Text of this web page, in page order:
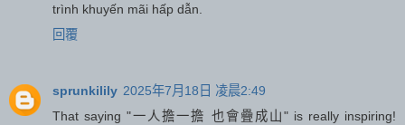
trình khuyến mãi hấp dẫn.
回覆
sprunkilily 2025年7月18日 凌晨2:49
That saying "一人擔一擔 也會疊成山" is really inspiring!